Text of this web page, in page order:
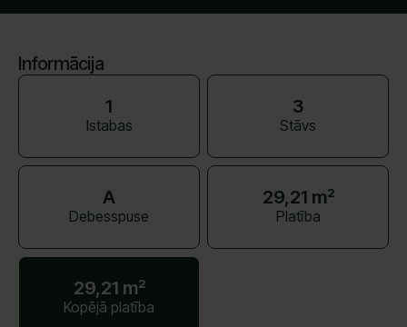
Informācija
1
Istabas
3
Stāvs
A
Debesspuse
29,21 m²
Platība
29,21 m²
Kopējā platība